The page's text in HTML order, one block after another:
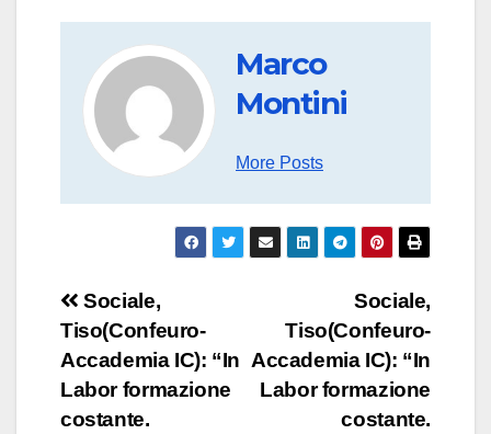
Marco
Montini
More Posts
Navigazione
articoli
Sociale,
Tiso(Confeuro-
Accademia IC): “In
Labor formazione
costante.
Sociale,
Tiso(Confeuro-
Accademia IC): “In
Labor formazione
costante.